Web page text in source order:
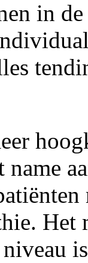
in
name
Het